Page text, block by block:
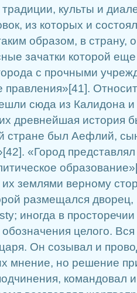
культы и
из которых и
образом, в страну,
зачатки которой
с прочными
правления»[41].
сюда из Калидона
древнейшая история
стране был Аефлий,
«Город
их землями верному
размещался
иногда в
целого.
Он созывал и
мнение, но решение
командовал